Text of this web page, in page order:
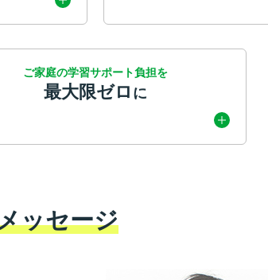
ご家庭の学習サポート負担を
最大限ゼロ に
ッセージ